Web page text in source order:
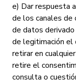
e) Dar respuesta
de los canales
de datos
de legitimación el
retirar en
retire el
consulta o